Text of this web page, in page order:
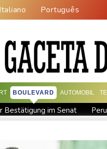
Italiano Português
BOULEVARD AUTOMOBIL
Bestätigung im Senat
Iran-Krieg